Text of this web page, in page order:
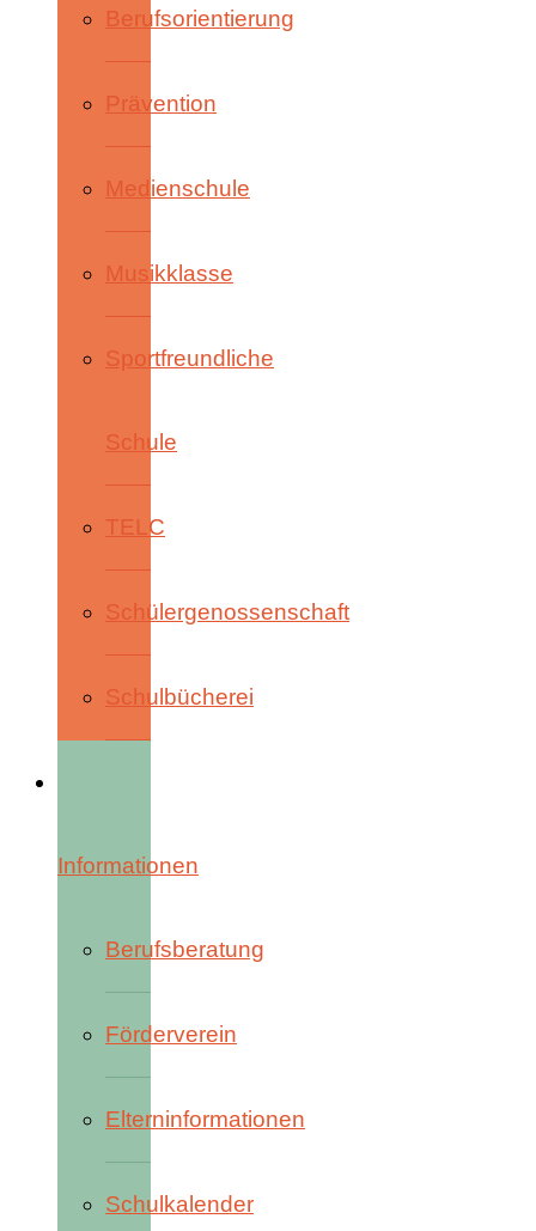
Berufsorientierung
Prävention
Medienschule
Musikklasse
Sportfreundliche
Schule
TELC
Schülergenossenschaft
Schulbücherei
Informationen
Berufsberatung
Förderverein
Elterninformationen
Schulkalender